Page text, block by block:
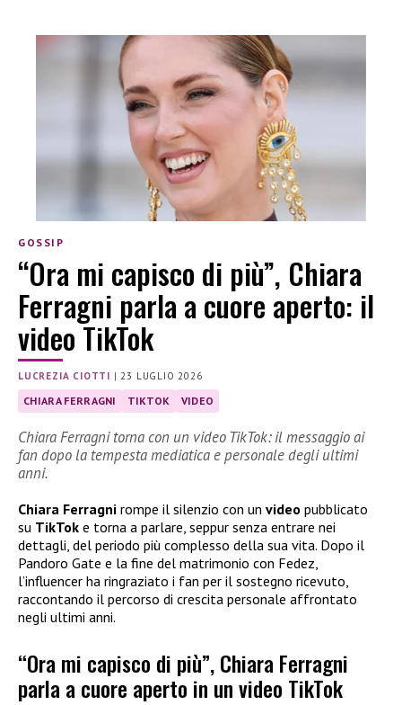
GOSSIP
“Ora mi capisco di più”, Chiara
Ferragni parla a cuore aperto: il
video TikTok
LUCREZIA CIOTTI |23 LUGLIO 2026
CHIARA FERRAGNI TIKTOK VIDEO
Chiara Ferragni torna con un video TikTok: il messaggio ai
fan dopo la tempesta mediatica e personale degli ultimi
anni.
Chiara Ferragni rompe il silenzio con un video pubblicato
su TikTok e torna a parlare, seppur senza entrare nei
dettagli, del periodo più complesso della sua vita. Dopo il
Pandoro Gate e la fine del matrimonio con Fedez,
l’influencer ha ringraziato i fan per il sostegno ricevuto,
raccontando il percorso di crescita personale affrontato
negli ultimi anni.
“Ora mi capisco di più”, Chiara Ferragni
parla a cuore aperto in un video TikTok